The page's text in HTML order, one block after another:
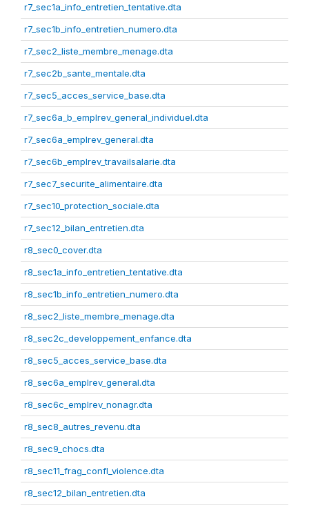
r7_sec1a_info_entretien_tentative.dta
r7_sec1b_info_entretien_numero.dta
r7_sec2_liste_membre_menage.dta
r7_sec2b_sante_mentale.dta
r7_sec5_acces_service_base.dta
r7_sec6a_b_emplrev_general_individuel.dta
r7_sec6a_emplrev_general.dta
r7_sec6b_emplrev_travailsalarie.dta
r7_sec7_securite_alimentaire.dta
r7_sec10_protection_sociale.dta
r7_sec12_bilan_entretien.dta
r8_sec0_cover.dta
r8_sec1a_info_entretien_tentative.dta
r8_sec1b_info_entretien_numero.dta
r8_sec2_liste_membre_menage.dta
r8_sec2c_developpement_enfance.dta
r8_sec5_acces_service_base.dta
r8_sec6a_emplrev_general.dta
r8_sec6c_emplrev_nonagr.dta
r8_sec8_autres_revenu.dta
r8_sec9_chocs.dta
r8_sec11_frag_confl_violence.dta
r8_sec12_bilan_entretien.dta